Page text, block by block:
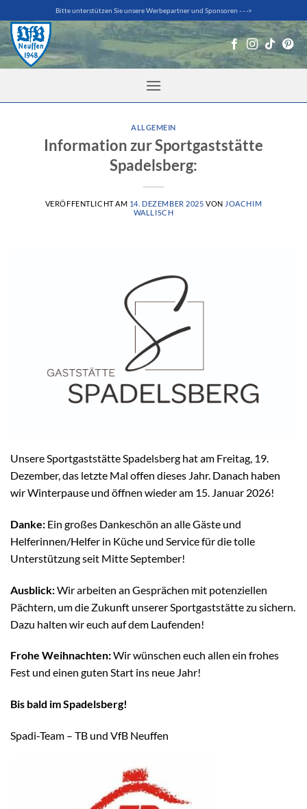
Inhalt
springen
Bitte unterstützen Sie unsere Werbepartner und Sponsoren - - ->
ALLGEMEIN
Information zur Sportgaststätte
Spadelsberg:
VERÖFFENTLICHT AM 14. DEZEMBER 2025 VON JOACHIM
WALLISCH
Unsere Sportgaststätte Spadelsberg hat am Freitag, 19.
Dezember, das letzte Mal offen dieses Jahr. Danach haben
wir Winterpause und öffnen wieder am 15. Januar 2026!
Danke: Ein großes Dankeschön an alle Gäste und
Helferinnen/Helfer in Küche und Service für die tolle
Unterstützung seit Mitte September!
Ausblick:Wir arbeiten an Gesprächen mit potenziellen
Pächtern, um die Zukunft unserer Sportgaststätte zu sichern.
Dazu halten wir euch auf dem Laufenden!
Frohe Weihnachten:Wir wünschen euch allen ein frohes
Fest und einen guten Start ins neue Jahr!
Bis bald im Spadelsberg!
Spadi-Team – TB und VfB Neuffen